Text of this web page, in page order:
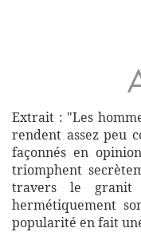
Extrait : "Les
rendent assez peu
façonnés en
triomphent
travers le
hermétiquement
popularité en fait